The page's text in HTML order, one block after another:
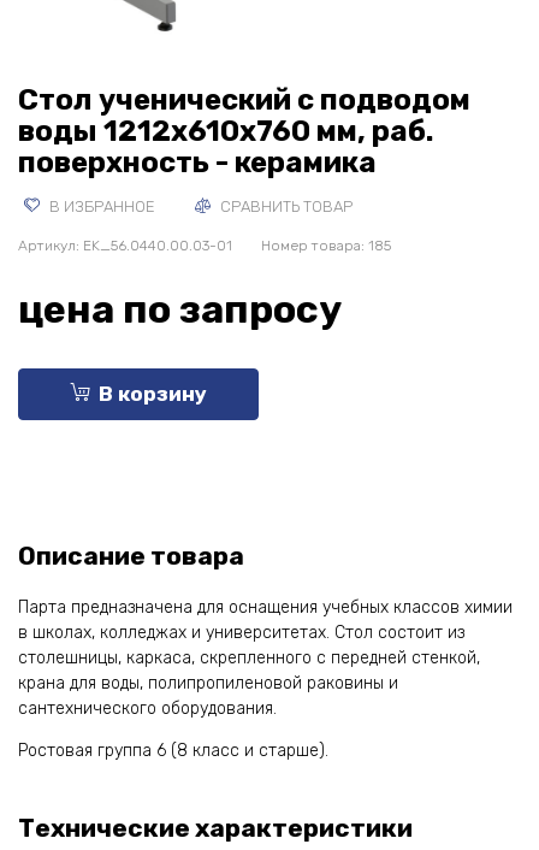
Стол ученический с подводом
воды 1212х610х760 мм, раб.
поверхность - керамика
В ИЗБРАННОЕ СРАВНИТЬ ТОВАР
Артикул: EK_56.0440.00.03-01 Номер товара: 185
цена по запросу
В корзину
Описание товара
Парта предназначена для оснащения учебных классов химии
в школах, колледжах и университетах. Стол состоит из
столешницы, каркаса, скрепленного с передней стенкой,
крана для воды, полипропиленовой раковины и
сантехнического оборудования.
Ростовая группа 6 (8 класс и старше).
Технические характеристики